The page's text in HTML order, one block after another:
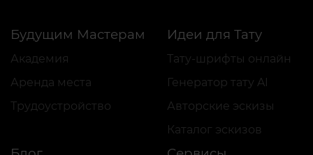
Будущим Мастерам
Академия
Аренда места
Трудоустройство
Идеи для Тату
Тату-шрифты онлайн
Генератор тату AI
Авторские эскизы
Каталог эскизов